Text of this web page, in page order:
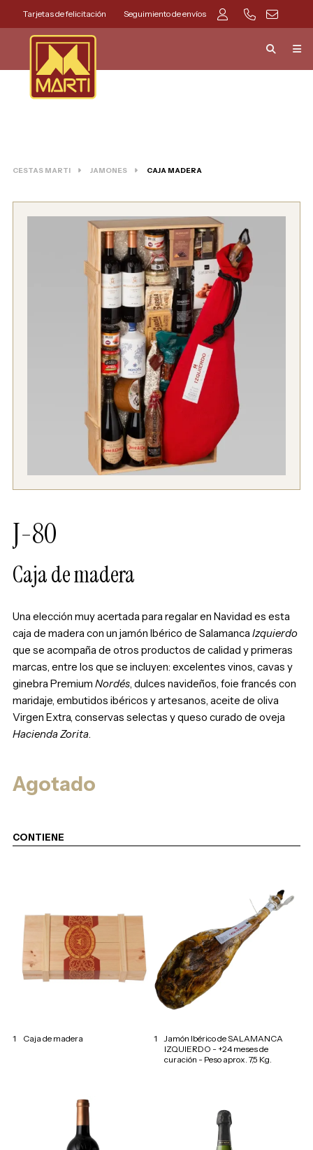
Tarjetas de felicitación Seguimiento de envíos
CESTAS MARTI JAMONES CAJA MADERA
J-80
Caja de madera
Una elección muy acertada para regalar en Navidad es esta
caja de madera con un jamón Ibérico de Salamanca Izquierdo
que se acompaña de otros productos de calidad y primeras
marcas, entre los que se incluyen: excelentes vinos, cavas y
ginebra Premium Nordés, dulces navideños, foie francés con
maridaje, embutidos ibéricos y artesanos, aceite de oliva
Virgen Extra, conservas selectas y queso curado de oveja
Hacienda Zorita.
Agotado
CONTIENE
1 Caja de madera 1
Jamón Ibérico de SALAMANCA
IZQUIERDO - +24 meses de
curación - Peso aprox. 7,5 Kg.